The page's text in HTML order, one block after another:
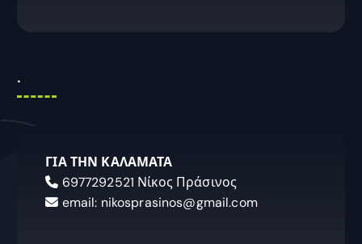
.
ΓΙΑ ΤΗΝ ΚΑΛΑΜΑΤΑ
6977292521 Νίκος Πράσινος
email: nikosprasinos@gmail.com